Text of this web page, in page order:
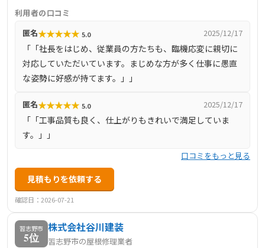
屋根から外装までトータルにサポートしています。特に、
耐震・湿気対策や遮熱・断熱リフォームなど、住まいの快
適性と安全性を高める提案を行っています。豊富な取り扱
い製品と確かな技術力で、お客様の多様なニーズに応えて
います。
利用者の口コミ
匿名★★★★★ 5.0 2025/12/17
「「社長をはじめ、従業員の方たちも、臨機応変に親切に
対応していただいています。まじめな方が多く仕事に愚直
な姿勢に好感が持てます。」」
匿名★★★★★ 5.0 2025/12/17
「「工事品質も良く、仕上がりもきれいで満足していま
す。」」
口コミをもっと見る
見積もりを依頼する
確認日：2026-07-21
習志野市
5位
株式会社谷川建装
習志野市の屋根修理業者